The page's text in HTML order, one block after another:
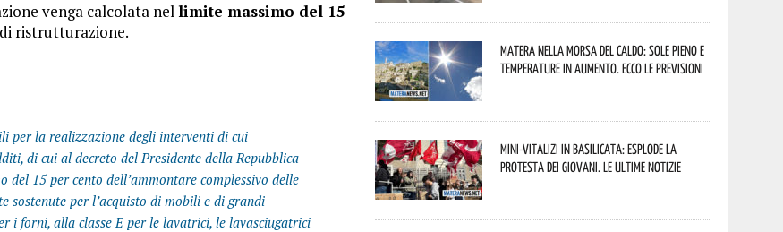
venga calcolata nellimite massimo del 15
ristrutturazione.
per la realizzazione degli interventi di cui
di cui al decreto del Presidente della Repubblica
15 per cento dell’ammontare complessivo delle
sostenute per l’acquisto di mobili e di grandi
i forni, alla classe E per le lavatrici, le lavasciugatrici
Matera nella morsa del caldo: sole pieno e
temperature in aumento. Ecco le previsioni
Mini-vitalizi in Basilicata: esplode la
protesta dei giovani. Le ultime notizie